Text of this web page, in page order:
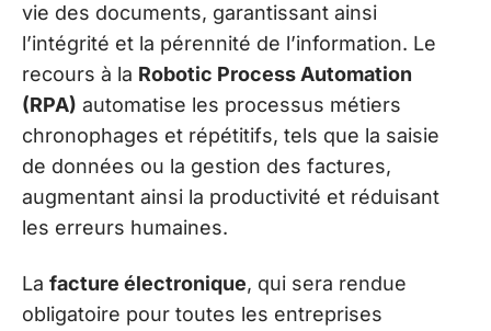
vie des documents, garantissant ainsi
l’intégrité et la pérennité de l’information. Le
recours à la Robotic Process Automation
(RPA) automatise les processus métiers
chronophages et répétitifs, tels que la saisie
de données ou la gestion des factures,
augmentant ainsi la productivité et réduisant
les erreurs humaines.
La facture électronique, qui sera rendue
obligatoire pour toutes les entreprises